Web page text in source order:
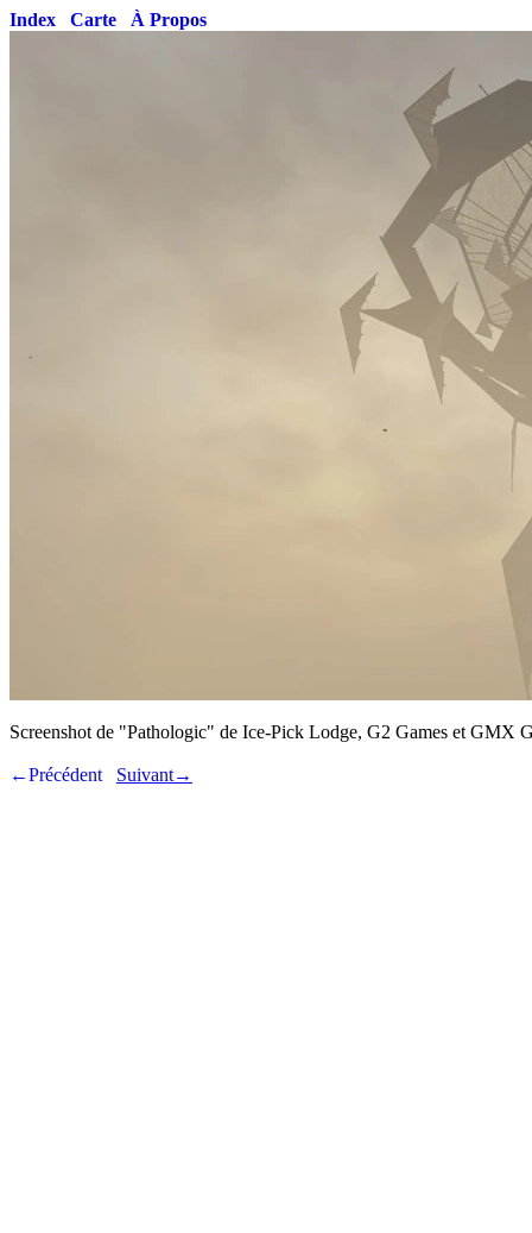
Index Carte À Propos
Screenshot de "Pathologic" de Ice-Pick Lodge, G2 Games et GMX
←Précédent Suivant→